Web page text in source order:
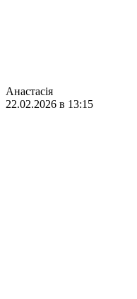
Анастасія
22.02.2026 в 13:15